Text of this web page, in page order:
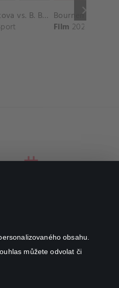
obsahu.
můžete odvolat či
keyboard_arrow_right
V. Kudermetova vs. B. Bencic Match Highlights - CINCINNATI_Champions Court ( August 10, 2025)
Film 2025
Rue Albert Borschette 4,